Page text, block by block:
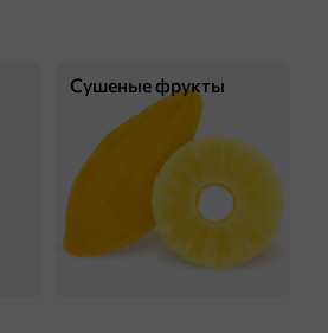
Сушеные фрукты